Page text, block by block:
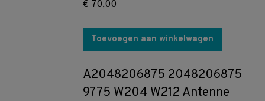
€ 70,00
Toevoegen aan winkelwagen
A2048206875 2048206875
9775 W204 W212 Antenne